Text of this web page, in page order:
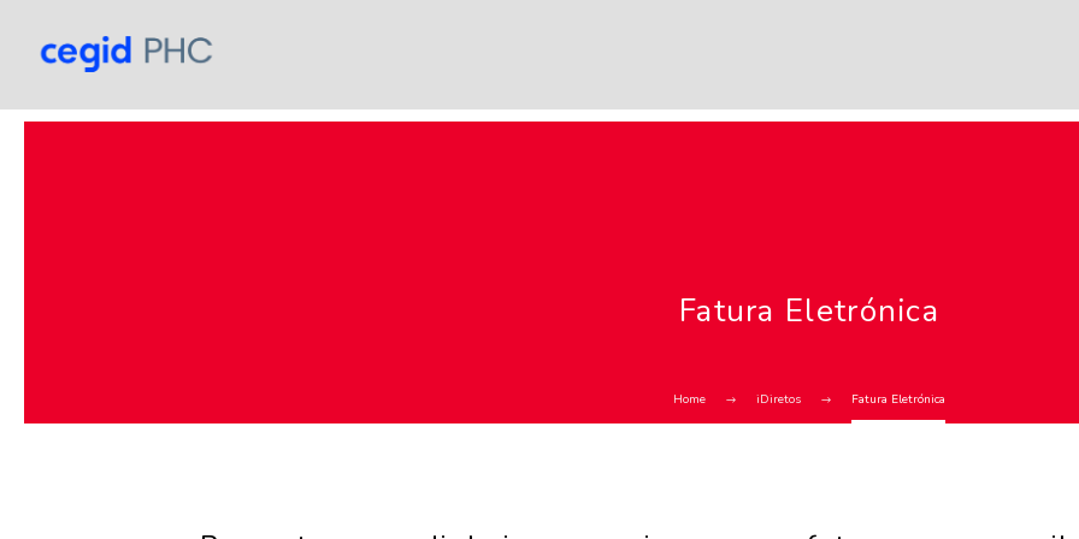
Fatura Eletrónica
Home iDiretos Fatura Eletrónica